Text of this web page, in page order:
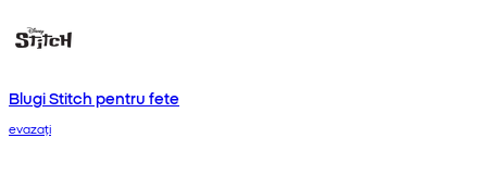
Blugi Stitch pentru fete
evazați